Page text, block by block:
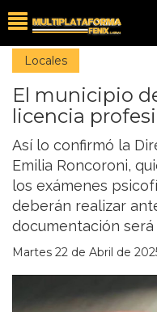
Locales
El municipio
licencia
Así lo confirmó la
Emilia Roncoroni,
los exámenes
deberán realizar
documentación
Martes 22 de Abril de